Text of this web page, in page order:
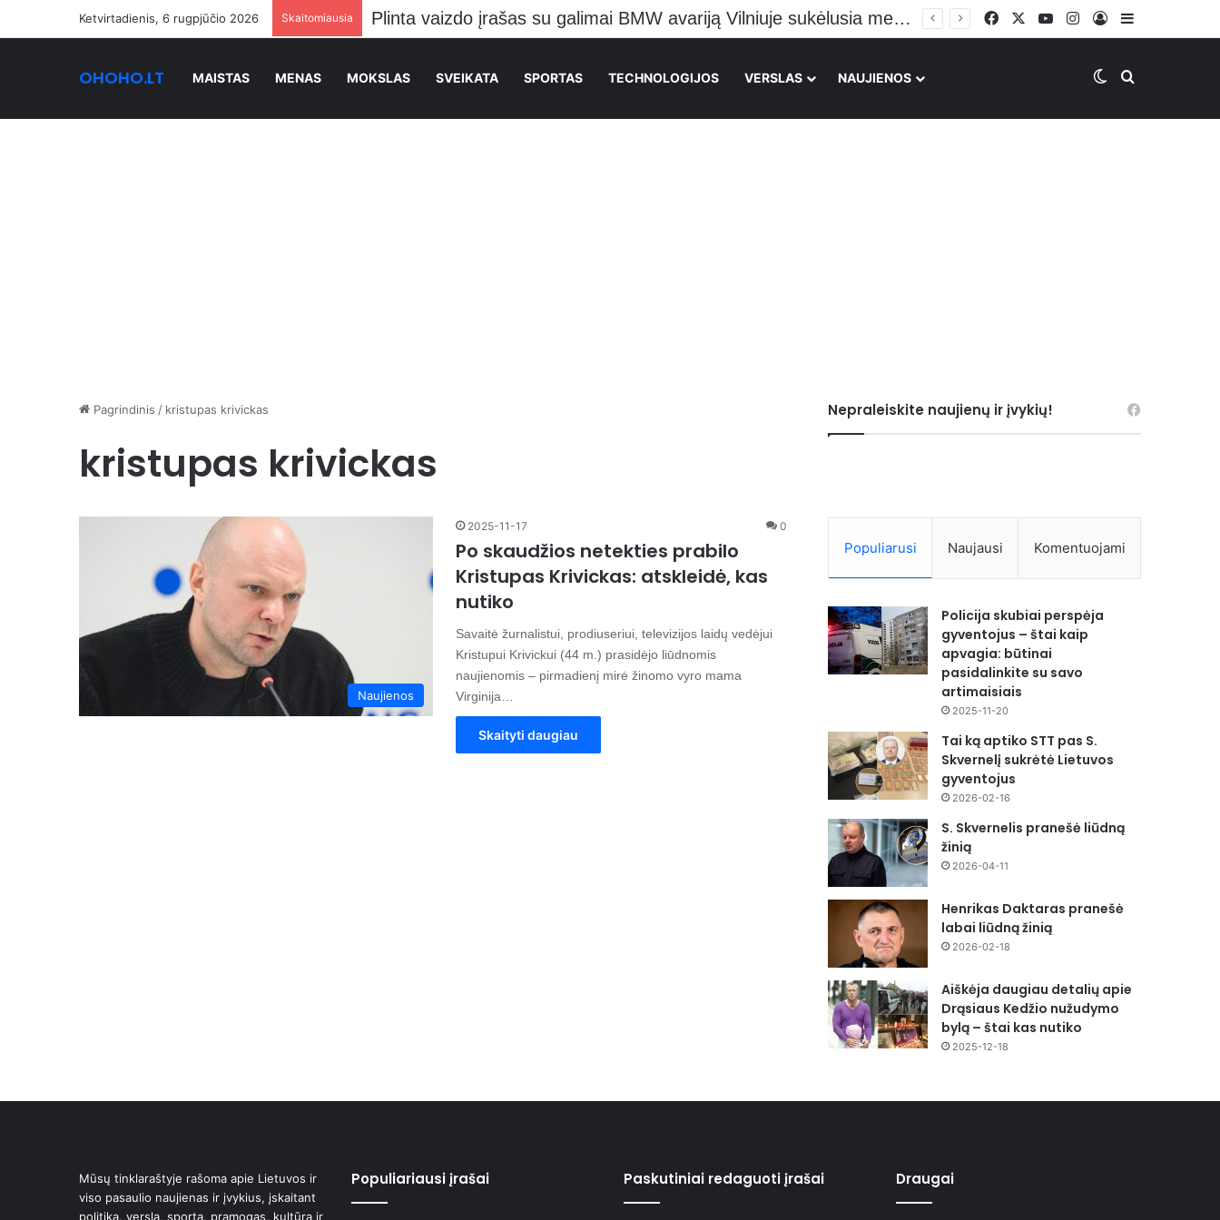
Ketvirtadienis, 6 rugpjūčio 2026 Skaitomiausia Plinta vaizdo įrašas su galimai BMW avariją Vilniuje sukėlusia mergina: vairuoja sėdėdama ant kelių FacebookYouTubeInstagramPrisijungti
Sidebar
OHOHO.LT MAISTAS MENAS MOKSLAS SVEIKATA SPORTAS TECHNOLOGIJOS VERSLAS NAUJIENOS Switch skin
Ieškoti
Pagrindinis / kristupas krivickas
kristupas krivickas
Naujienos
2025-11-17 0
Po skaudžios netekties prabilo
Kristupas Krivickas: atskleidė, kas
nutiko
Savaitė žurnalistui, prodiuseriui, televizijos laidų vedėjui
Kristupui Krivickui (44 m.) prasidėjo liūdnomis
naujienomis – pirmadienį mirė žinomo vyro mama
Virginija…
Skaityti daugiau
Nepraleiskite naujienų ir įvykių!
Populiarusi Naujausi Komentuojami
Policija skubiai perspėja
gyventojus – štai kaip
apvagia: būtinai
pasidalinkite su savo
artimaisiais
2025-11-20
Tai ką aptiko STT pas S.
Skvernelį sukrėtė Lietuvos
gyventojus
2026-02-16
S. Skvernelis pranešė liūdną
žinią
2026-04-11
Henrikas Daktaras pranešė
labai liūdną žinią
2026-02-18
Aiškėja daugiau detalių apie
Drąsiaus Kedžio nužudymo
bylą – štai kas nutiko
2025-12-18
Mūsų tinklaraštyje rašoma apie Lietuvos ir
viso pasaulio naujienas ir įvykius, įskaitant
politiką, verslą, sportą, pramogas, kultūrą ir
Populiariausi įrašai Paskutiniai redaguoti įrašai Draugai